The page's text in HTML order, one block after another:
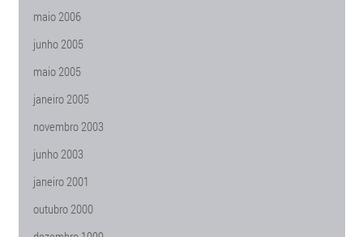
maio 2006
junho 2005
maio 2005
janeiro 2005
novembro 2003
junho 2003
janeiro 2001
outubro 2000